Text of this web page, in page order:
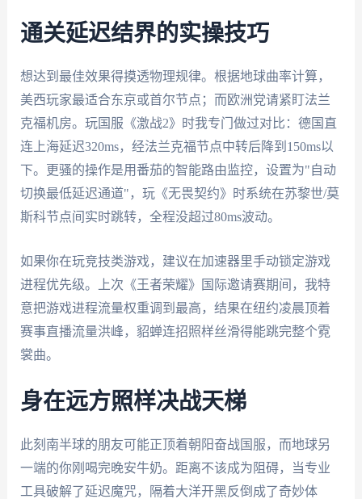
通关延迟结界的实操技巧
想达到最佳效果得摸透物理规律。根据地球曲率计算，
美西玩家最适合东京或首尔节点；而欧洲党请紧盯法兰
克福机房。玩国服《激战2》时我专门做过对比：德国直
连上海延迟320ms，经法兰克福节点中转后降到150ms以
下。更骚的操作是用番茄的智能路由监控，设置为"自动
切换最低延迟通道"，玩《无畏契约》时系统在苏黎世/莫
斯科节点间实时跳转，全程没超过80ms波动。
如果你在玩竞技类游戏，建议在加速器里手动锁定游戏
进程优先级。上次《王者荣耀》国际邀请赛期间，我特
意把游戏进程流量权重调到最高，结果在纽约凌晨顶着
赛事直播流量洪峰，貂蝉连招照样丝滑得能跳完整个霓
裳曲。
身在远方照样决战天梯
此刻南半球的朋友可能正顶着朝阳奋战国服，而地球另
一端的你刚喝完晚安牛奶。距离不该成为阻碍，当专业
工具破解了延迟魔咒，隔着大洋开黑反倒成了奇妙体